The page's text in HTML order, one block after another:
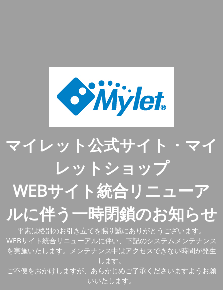
マイレット公式サイト・マイ
レットショップ
WEBサイト統合リニューア
ルに伴う一時閉鎖のお知らせ
平素は格別のお引き立てを賜り誠にありがとうございます。
WEBサイト統合リニューアルに伴い、下記のシステムメンテナンス
を実施いたします。メンテナンス中はアクセスできない時間が発生
します。
ご不便をおかけしますが、あらかじめご了承くださいますようお願
いいたします。